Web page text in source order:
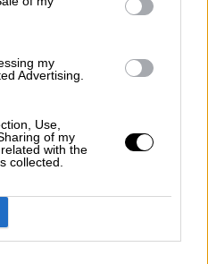
my
Advertising.
Use,
of my
with the
collected.
para la
y social, Patchi
la CEOE, señor
Socialista del
(Ciudad Real).
Socialista de este
la Mancha, por su
esta pandemia.
manifiestan su
en estos
ni reprochar”
párrafo: “Apostamos